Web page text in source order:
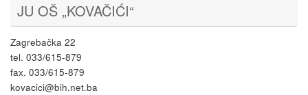
JU OŠ „KOVAČIĆI“
Zagrebačka 22
tel. 033/615-879
fax. 033/615-879
kovacici@bih.net.ba